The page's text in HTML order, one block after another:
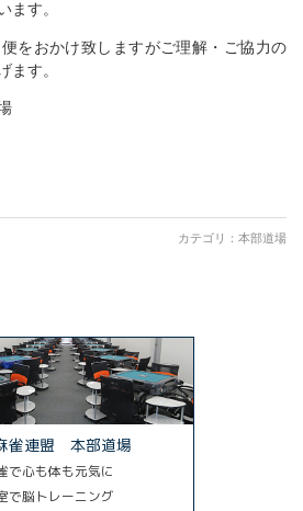
ます。
をおかけ致しますがご理解・ご協力の
ます。
カテゴリ： 本部道場
雀連盟 本部道場
で心も体も元気に
で脳トレーニング